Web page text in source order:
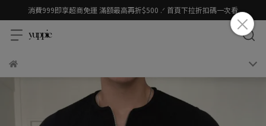
消費999即享超商免運 滿額最高再折$500 .ᐟ 首頁下拉折扣碼一次看